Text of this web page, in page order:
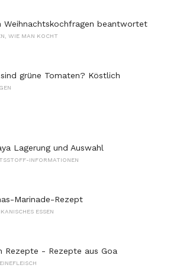
Weihnachtskochfragen beantwortet
WIE MAN KOCHT
sind grüne Tomaten? Köstlich
Lagerung und Auswahl
INFORMATIONEN
Marinade-Rezept
ESSEN
Rezepte - Rezepte aus Goa